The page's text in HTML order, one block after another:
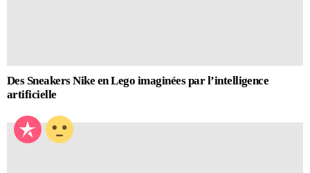
Des Sneakers Nike en Lego imaginées par l’intelligence
artificielle